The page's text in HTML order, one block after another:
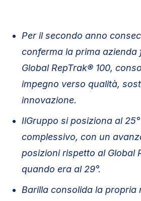
Per il secondo anno
conferma la prima azienda
Global RepTrak® 100,
impegno verso qualità,
innovazione.
IlGruppo si posiziona al
complessivo, con un
posizioni rispetto al Global
quando era al 29°.
Barilla consolida la propria